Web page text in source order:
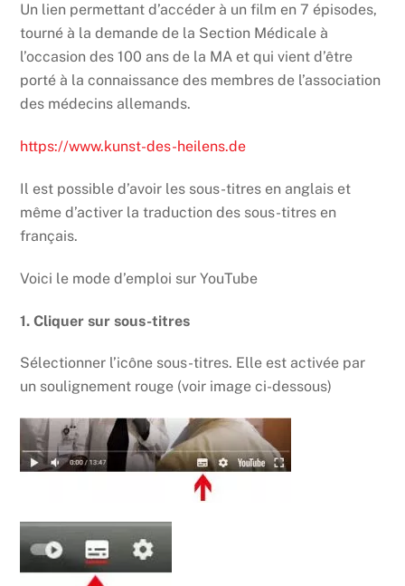
Un lien permettant d’accéder à un film en 7 épisodes,
tourné à la demande de la Section Médicale à
l’occasion des 100 ans de la MA et qui vient d’être
porté à la connaissance des membres de l’association
des médecins allemands.
https://www.kunst-des-heilens.de
Il est possible d’avoir les sous-titres en anglais et
même d’activer la traduction des sous-titres en
français.
Voici le mode d’emploi sur YouTube
1. Cliquer sur sous-titres
Sélectionner l’icône sous-titres. Elle est activée par
un soulignement rouge (voir image ci-dessous)